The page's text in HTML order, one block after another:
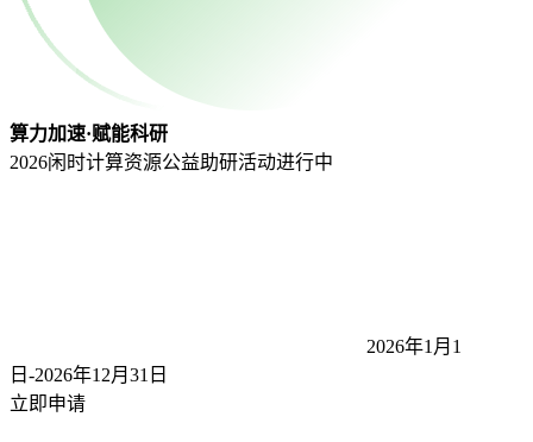
算力加速·赋能科研
2026闲时计算资源公益助研活动进行中
2026年1月1
日-2026年12月31 日
立即申请